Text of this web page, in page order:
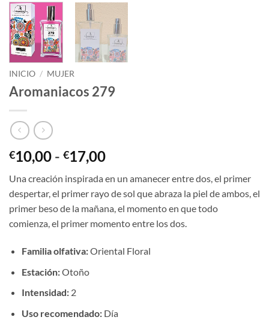
INICIO / MUJER
Aromaniacos 279
€10,00 - €17,00Rango
precios:
desde
€10,00
hasta
Una creación inspirada en un amanecer entre dos, el primer
despertar, el primer rayo de sol que abraza la piel de ambos, el
primer beso de la mañana, el momento en que todo
comienza, el primer momento entre los dos.
Familia olfativa:Oriental Floral
Estación:Otoño
Intensidad:2
Uso recomendado:Día